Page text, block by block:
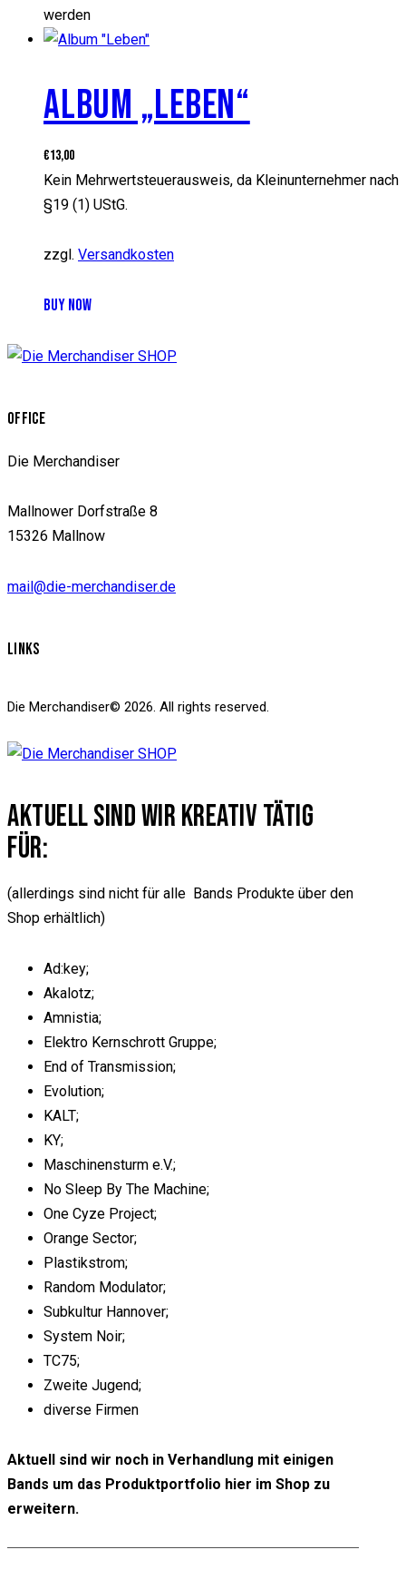
werden
ALBUM „LEBEN“
€13,00
Kein Mehrwertsteuerausweis, da Kleinunternehmer nach
§19 (1) UStG.
zzgl. Versandkosten
BUY NOW
OFFICE
Die Merchandiser
Mallnower Dorfstraße 8
15326 Mallnow
mail@die-merchandiser.de
LINKS
Die Merchandiser© 2026. All rights reserved.
AKTUELL SIND WIR KREATIV TÄTIG
FÜR:
(allerdings sind nicht für alle Bands Produkte über den
Shop erhältlich)
Ad:key;
Akalotz;
Amnistia;
Elektro Kernschrott Gruppe;
End of Transmission;
Evolution;
KALT;
KY;
Maschinensturm e.V.;
No Sleep By The Machine;
One Cyze Project;
Orange Sector;
Plastikstrom;
Random Modulator;
Subkultur Hannover;
System Noir;
TC75;
Zweite Jugend;
diverse Firmen
Aktuell sind wir noch in Verhandlung mit einigen
Bands um das Produktportfolio hier im Shop zu
erweitern.